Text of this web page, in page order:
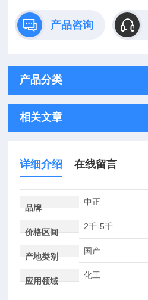
产品咨询
产品分类
相关文章
详细介绍 在线留言
品牌
中正
价格区间
2千-5千
产地类别
国产
应用领域
化工